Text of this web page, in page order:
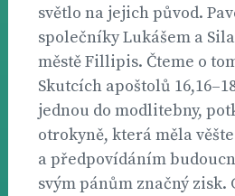
světlo na jejich původ.
společníky Lukášem a
městě Fillipis. Čteme o
Skutcích apoštolů
jednou do modlitebny,
otrokyně, která měla
a předpovídáním
svým pánům značný zisk.